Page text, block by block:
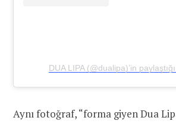
DUA LIPA (@dualipa)’in
Aynı fotoğraf, “forma giyen Dua